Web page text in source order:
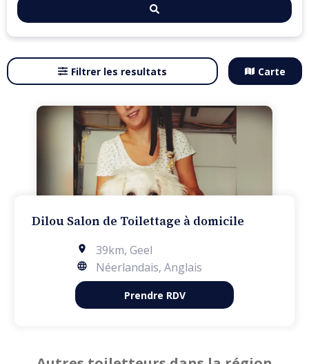
Filtrer les resultats Carte
Dilou Salon de Toilettage à domicile
39km, Geel
Néerlandais, Anglais
Prendre RDV